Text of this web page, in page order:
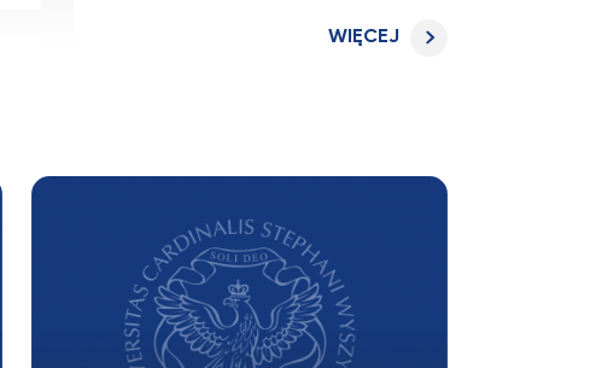
WIĘCEJ